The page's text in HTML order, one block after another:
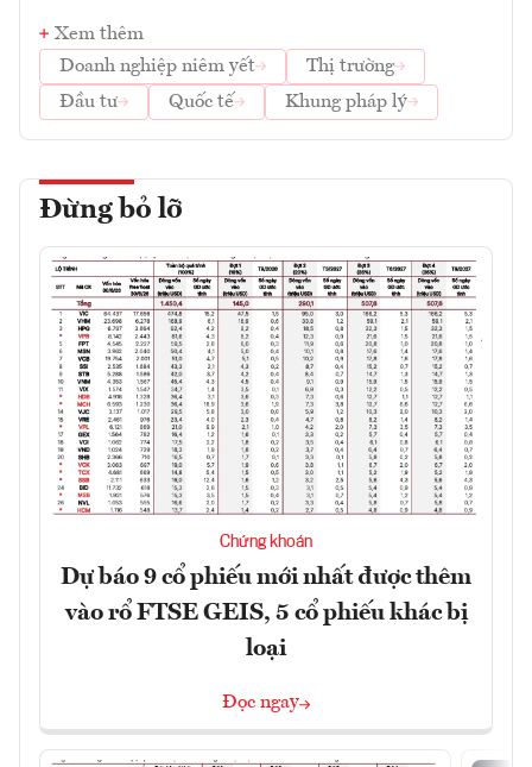
Xem thêm
Doanh nghiệp niêm yết
Thị trường
Đầu tư
Quốc tế Khung pháp lý
Đừng bỏ lỡ
Chứng khoán
Dự báo 9 cổ phiếu mới nhất được thêm
vào rổ FTSE GEIS, 5 cổ phiếu khác bị
loại
Đọc ngay